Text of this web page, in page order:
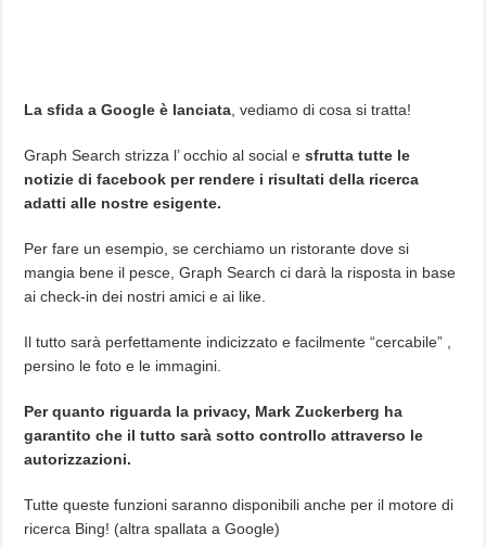
La sfida a Google è lanciata , vediamo di cosa si tratta!
Graph Search strizza l’ occhio al social esfrutta tutte le
notizie di facebook per rendere i risultati della ricerca
adatti alle nostre esigente.
Per fare un esempio, se cerchiamo un ristorante dove si
mangia bene il pesce, Graph Search ci darà la risposta in base
ai check-in dei nostri amici e ai like.
Il tutto sarà perfettamente indicizzato e facilmente “cercabile” ,
persino le foto e le immagini.
Per quanto riguarda la privacy, Mark Zuckerberg ha
garantito che il tutto sarà sotto controllo attraverso le
autorizzazioni.
Tutte queste funzioni saranno disponibili anche per il motore di
ricerca Bing! (altra spallata a Google)